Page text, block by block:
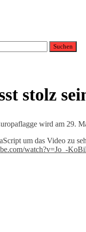
stolz
wird am 29.
um das Video zu
watch?v=Jo_-